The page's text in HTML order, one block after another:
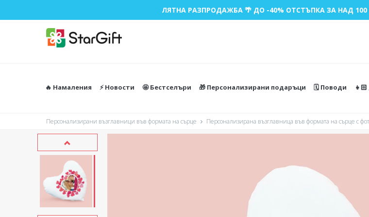
ЛЯТНА РАЗПРОДАЖБА 🌴 ДО -40% ОТСТЪПКА ЗА НАД
🔥 Намаления ⚡️ Новости 🤩 Бестселъри 🎁 Персонализирани подаръци 🗓️ Поводи
Персонализирани възглавници във формата на сърце Персонализирана възглавница във формата на сърце с